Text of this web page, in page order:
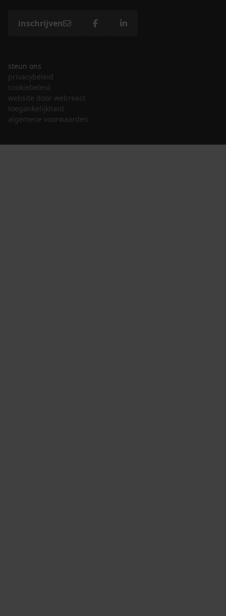
inschrijven
steun ons
privacybeleid
cookiebeleid
website door webreact
toegankelijkheid
algemene voorwaarden